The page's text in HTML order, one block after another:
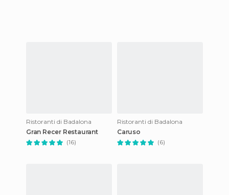
Ristoranti di Badalona
Gran Recer Restaurant
(16)
Ristoranti di Badalona
Caruso
(6)